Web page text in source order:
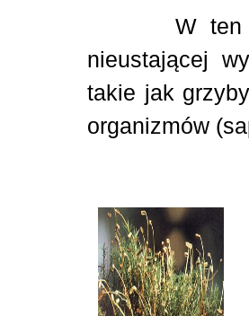
W ten
nieustającej
takie jak
organizmów